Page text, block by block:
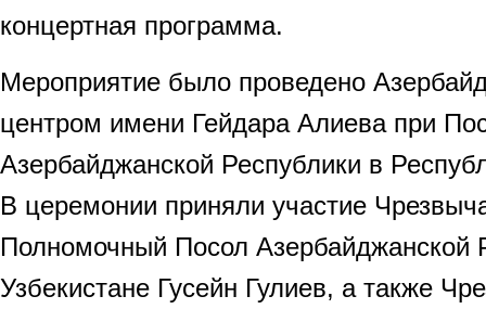
концертная программа.
Мероприятие было проведено
центром имени Гейдара Алиева при
Азербайджанской Республики в
В церемонии приняли участие
Полномочный Посол Азербайджанской
Узбекистане Гусейн Гулиев, а также